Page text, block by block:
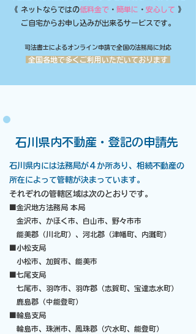
《​ ネットならではの低料金で ・ 簡単に ・ 安心して 》
​ご自宅からお申し込みが出来るサービスです。
司法書士によるオンライン申請で全国の法務局に対応
全国各地で多くご利用いただいております
​石川県内不動産・登記の申請先
石川県内には法務局が４か所あり、相続不動産の
所在によって管轄が決まっています。
それぞれの管轄区域は次のとおりです。
■金沢地方法務局 本局
金沢市、かほく市、白山市、野々市市
能美郡（川北町）、河北郡（津幡町、内灘町）
■小松支局
小松市、加賀市、能美市
■七尾支局
七尾市、羽咋市、羽咋郡（志賀町、宝達志水町）
鹿島郡（中能登町）
■輪島支局
輪島市、珠洲市、鳳珠郡（穴水町、能登町）